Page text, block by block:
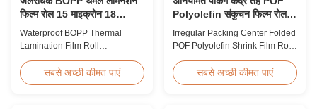
फिल्म रोल 15 माइक्रोन 18
माइक्रोन 20 माइक्रोन 23
माइक्रोन 25 माइक्रोन
Waterproof BOPP Thermal
Lamination Film Roll
Thermal Roll Laminating Film
Supplier As a professional
सबसे अच्छी कीमत पाएं
Polyolefin संकुचन फिल्म रोल
पैकेजिंग के लिए
Irregular Packing Center Folded
POF Polyolefin Shrink Film Roll
Irregular Packing Center Folded
POF Polyolefin Heat Shrink Film
सबसे अच्छी कीमत पाएं